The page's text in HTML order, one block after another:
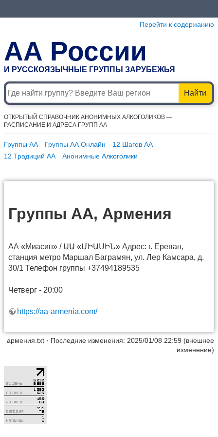
Перейти к содержанию
АА России
И РУССКОЯЗЫЧНЫЕ ГРУППЫ ЗАРУБЕЖЬЯ
Найти
ОТКРЫТЫЙ СПРАВОЧНИК АНОНИМНЫХ АЛКОГОЛИКОВ —
РАСПИСАНИЕ И АДРЕСА ГРУПП АА
Группы АА Группы АА Онлайн
12 Шагов АА
12 Традиций АА
Анонимные Алкоголики
Группы АА, Армения
АА «Миасин» / ԱԱ «ՄԻԱՍԻՆ» Адрес: г. Ереван,
станция метро Маршал Баграмян, ул. Лер Камсара, д.
30/1 Телефон группы +37494189535
Четверг - 20:00
https://aa-armenia.com/
армения.txt · Последние изменения: 2025/01/08 22:59 (внешнее
изменение)